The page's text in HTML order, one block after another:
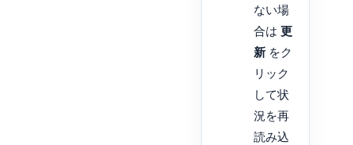
ない場
合は 更
新をク
リック
して状
況を再
読み込